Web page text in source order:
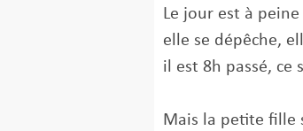
Le jour est à peine
elle se dépêche,
il est 8h passé, ce
Mais la petite fille